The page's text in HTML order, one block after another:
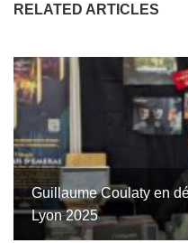
RELATED ARTICLES
Guillaume Coulaty en
Lyon 2025